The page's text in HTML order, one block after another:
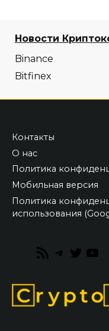
Новости
Binance
Bitfinex
Контакты
О нас
Политика
Мобильная версия
Политика
использования
RSS
Telegram
Twitter